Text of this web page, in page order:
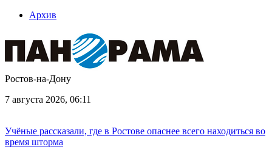
Архив
Ростов-на-Дону
7 августа 2026, 06:11
Учёные рассказали, где в Ростове опаснее всего находиться во
время шторма